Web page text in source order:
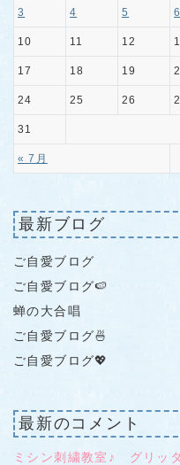
« 7月
3 4 5 6
10 11 12
17 18 19
24 25 26
31
最新ブログ
ご自愛ブログ
ご自愛ブログ🍉
蝉の大合唱
ご自愛ブログ🍜
ご自愛ブログ💖
最新のコメント
ミシン刺繍教室♪ グリッ